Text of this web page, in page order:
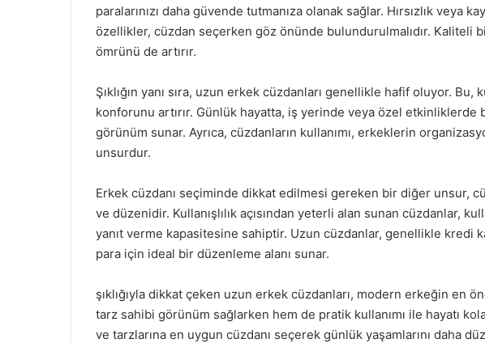
paralarınızı daha güvende tutmanıza olanak sağlar. Hırsızlık veya
özellikler, cüzdan seçerken göz önünde bulundurulmalıdır. Kaliteli
ömrünü de artırır.
Şıklığın yanı sıra, uzun erkek cüzdanları genellikle hafif oluyor. Bu,
konforunu artırır. Günlük hayatta, iş yerinde veya özel etkinliklerde
görünüm sunar. Ayrıca, cüzdanların kullanımı, erkeklerin
unsurdur.
Erkek cüzdanı seçiminde dikkat edilmesi gereken bir diğer unsur,
ve düzenidir. Kullanışlılık açısından yeterli alan sunan cüzdanlar,
yanıt verme kapasitesine sahiptir. Uzun cüzdanlar, genellikle kredi
para için ideal bir düzenleme alanı sunar.
şıklığıyla dikkat çeken uzun erkek cüzdanları, modern erkeğin en
tarz sahibi görünüm sağlarken hem de pratik kullanımı ile hayatı
ve tarzlarına en uygun cüzdanı seçerek günlük yaşamlarını daha